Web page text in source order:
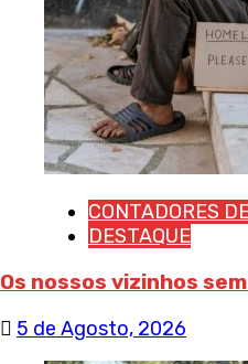
CONTADORES
DESTAQUE
Os nossos vizinhos
5 de Agosto, 2026